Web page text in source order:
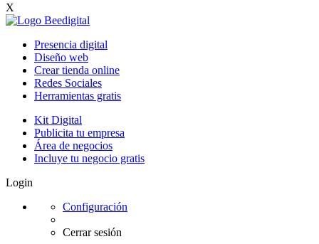
X
Presencia digital
Diseño web
Crear tienda online
Redes Sociales
Herramientas gratis
Kit Digital
Publicita tu empresa
Área de negocios
Incluye tu negocio gratis
Login
Configuración
Cerrar sesión